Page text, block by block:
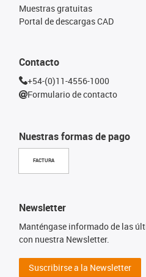
Nuestras formas de pago
FACTURA
Muestras gratuitas
Portal de descargas CAD
Contacto
+54-(0)11-4556-1000
Formulario de contacto
Newsletter
Manténgase informado de las
con nuestra Newsletter.
Suscribirse a la Newsletter